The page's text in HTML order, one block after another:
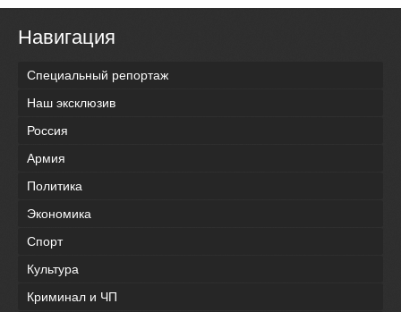
Навигация
Специальный репортаж
Наш эксклюзив
Россия
Армия
Политика
Экономика
Спорт
Культура
Криминал и ЧП